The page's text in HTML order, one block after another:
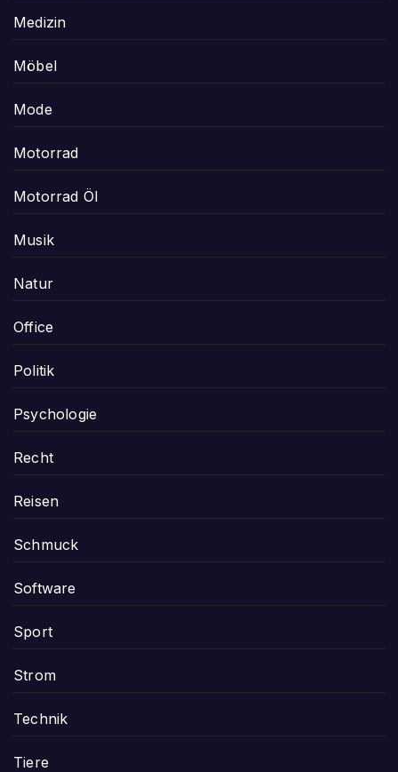
Medizin
Möbel
Mode
Motorrad
Motorrad Öl
Musik
Natur
Office
Politik
Psychologie
Recht
Reisen
Schmuck
Software
Sport
Strom
Technik
Tiere